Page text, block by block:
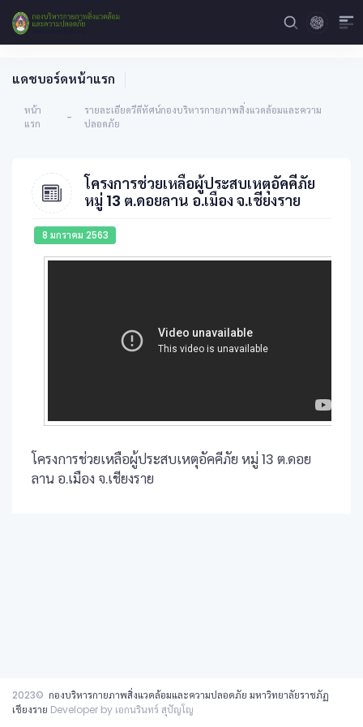
แดชบอร์ดหน้าแรก
หน้า
แรก
-
รายละเอียดวีดีทัศน์กองบริหารกายภาพสิ่งแวดล้อมและความ
ปลอดภัย
โครงการช่วยเหลือผู้ประสบเหตุอัคคีภัย
หมู่ 13 ต.ดอยลาน อ.เมือง จ.เชียงราย
8 มกราคม 2563
โครงการช่วยเหลือผู้ประสบเหตุอัคคีภัย หมู่ 13 ต.ดอย
ลาน อ.เมือง จ.เชียงราย
2023© กองบริหารกายภาพสิ่งแวดล้อมและความปลอดภัย มหาวิทยาลัยราชภัฏ
เชียงราย Developer by เอกนรินทร์ สุปัญโญ